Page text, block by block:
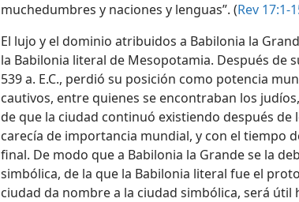
muchedumbres y naciones y lenguas”. (Rev 17:1-
El lujo y el dominio atribuidos a Babilonia la
la Babilonia literal de Mesopotamia. Después de
539 a. E.C., perdió su posición como potencia
cautivos, entre quienes se encontraban los
de que la ciudad continuó existiendo después de
carecía de importancia mundial, y con el tiempo
final. De modo que a Babilonia la Grande se la
simbólica, de la que la Babilonia literal fue el
ciudad da nombre a la ciudad simbólica, será útil